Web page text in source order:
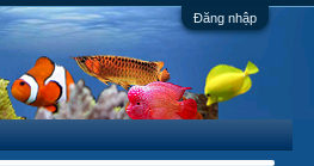
Đăng nhập